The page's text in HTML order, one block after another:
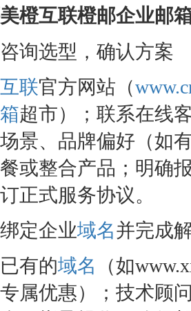
美橙互联橙邮企业邮
询选型，确认方案
联官方网站（
超市）；联系在线
景、品牌偏好（如
或整合产品；明确
正式服务协议。
定企业域名并完成
有的域名
（如
专属优惠）；技术顾